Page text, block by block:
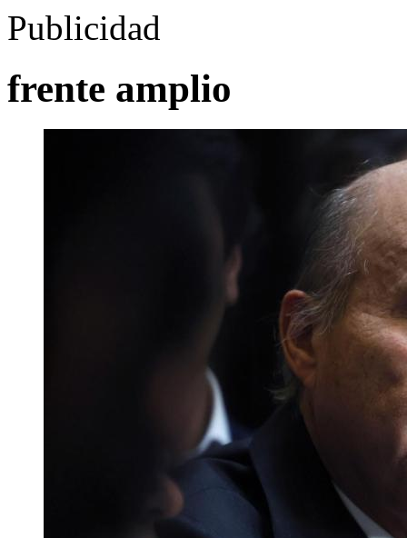
Publicidad
frente amplio